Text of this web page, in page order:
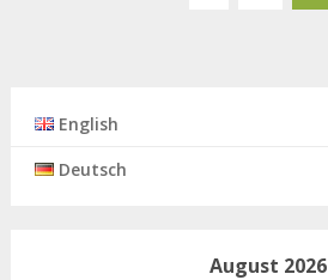
English
Deutsch
August 2026